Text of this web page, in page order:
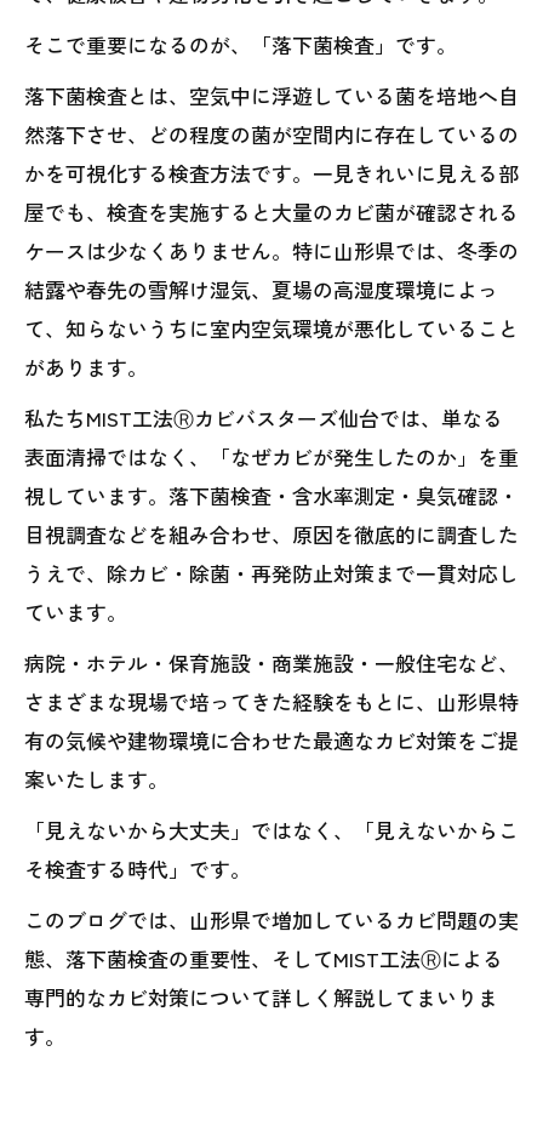
そこで重要になるのが、「落下菌検査」です。
落下菌検査とは、空気中に浮遊している菌を培地へ自
然落下させ、どの程度の菌が空間内に存在しているの
かを可視化する検査方法です。一見きれいに見える部
屋でも、検査を実施すると大量のカビ菌が確認される
ケースは少なくありません。特に山形県では、冬季の
結露や春先の雪解け湿気、夏場の高湿度環境によっ
て、知らないうちに室内空気環境が悪化していること
があります。
私たちMIST工法Ⓡカビバスターズ仙台では、単なる
表面清掃ではなく、「なぜカビが発生したのか」を重
視しています。落下菌検査・含水率測定・臭気確認・
目視調査などを組み合わせ、原因を徹底的に調査した
うえで、除カビ・除菌・再発防止対策まで一貫対応し
ています。
病院・ホテル・保育施設・商業施設・一般住宅など、
さまざまな現場で培ってきた経験をもとに、山形県特
有の気候や建物環境に合わせた最適なカビ対策をご提
案いたします。
「見えないから大丈夫」ではなく、「見えないからこ
そ検査する時代」です。
このブログでは、山形県で増加しているカビ問題の実
態、落下菌検査の重要性、そしてMIST工法Ⓡによる
専門的なカビ対策について詳しく解説してまいりま
す。